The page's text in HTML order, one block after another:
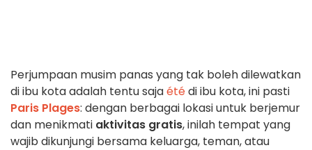
Perjumpaan musim panas yang tak boleh dilewatkan
di ibu kota adalah tentu sajaétédi ibu kota, ini pasti
Paris Plages: dengan berbagai lokasi untuk berjemur
dan menikmati aktivitas gratis, inilah tempat yang
wajib dikunjungi bersama keluarga, teman, atau